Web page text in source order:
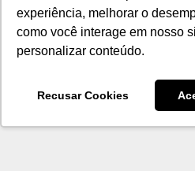
experiência, melhorar o
como você interage em nosso
personalizar conteúdo.
Recusar Cookies